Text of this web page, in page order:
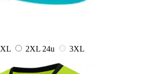
XL 2XL 24u
3XL